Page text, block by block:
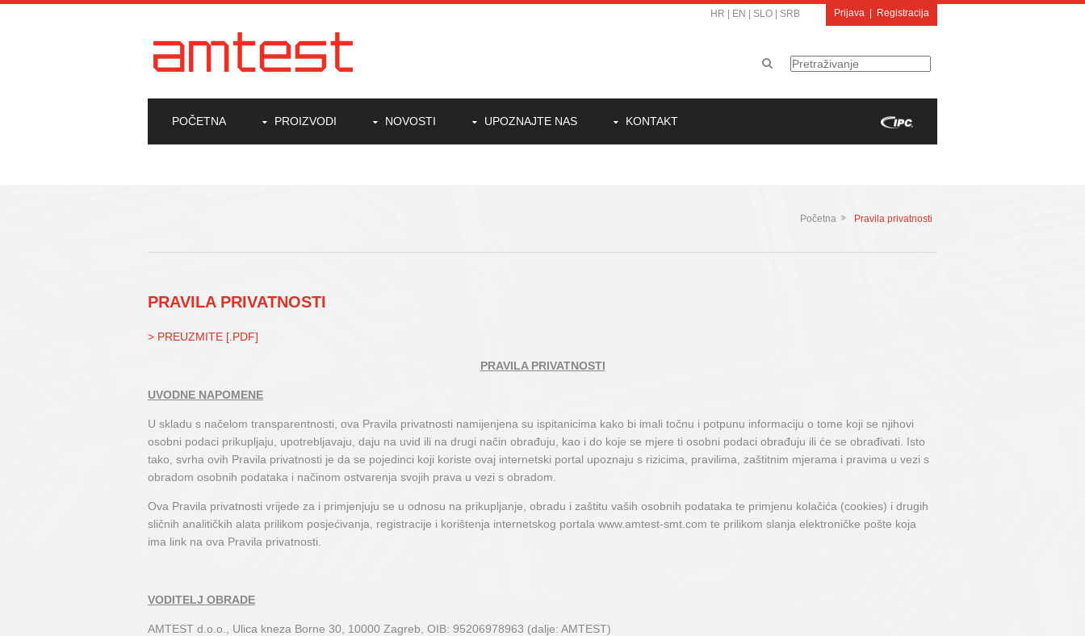
HR EN SLO SRB Prijava Registracija
POČETNA PROIZVODI NOVOSTI UPOZNAJTE NAS KONTAKT
Početna Pravila privatnosti
PRAVILA PRIVATNOSTI
> PREUZMITE [.PDF]
PRAVILA PRIVATNOSTI
UVODNE NAPOMENE
U skladu s načelom transparentnosti, ova Pravila privatnosti namijenjena su ispitanicima kako bi imali točnu i potpunu informaciju o tome koji se njihovi
osobni podaci prikupljaju, upotrebljavaju, daju na uvid ili na drugi način obrađuju, kao i do koje se mjere ti osobni podaci obrađuju ili će se obrađivati. Isto
tako, svrha ovih Pravila privatnosti je da se pojedinci koji koriste ovaj internetski portal upoznaju s rizicima, pravilima, zaštitnim mjerama i pravima u vezi s
obradom osobnih podataka i načinom ostvarenja svojih prava u vezi s obradom.
Ova Pravila privatnosti vrijede za i primjenjuju se u odnosu na prikupljanje, obradu i zaštitu vaših osobnih podataka te primjenu kolačića (cookies) i drugih
sličnih analitičkih alata prilikom posjećivanja, registracije i korištenja internetskog portala www.amtest-smt.com te prilikom slanja elektroničke pošte koja
ima link na ova Pravila privatnosti.
VODITELJ OBRADE
AMTEST d.o.o., Ulica kneza Borne 30, 10000 Zagreb, OIB: 95206978963 (dalje: AMTEST)